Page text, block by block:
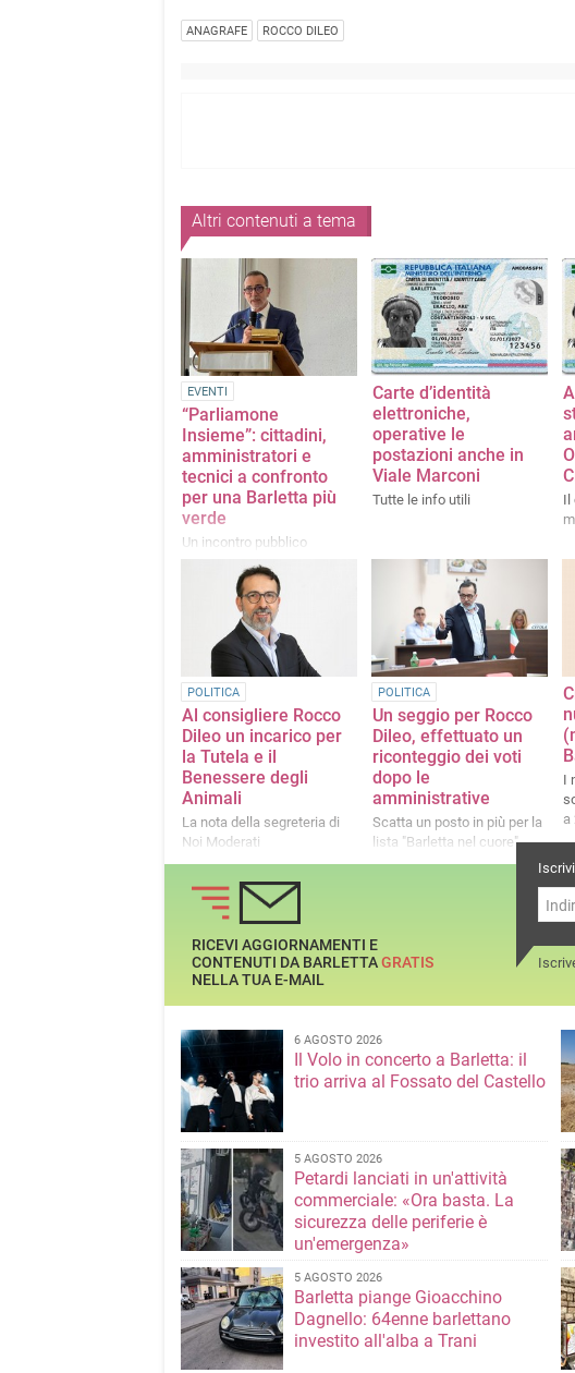
ANAGRAFE ROCCO DILEO
Altri contenuti a tema
EVENTI
“Parliamone
Insieme”: cittadini,
amministratori e
tecnici a confronto
per una Barletta più
verde
Un incontro pubblico
promosso da Rocco Dileo,
segretario Provinciale NOI
Moderati
Carte d’identità
elettroniche,
operative le
postazioni anche in
Viale Marconi
Tutte le info utili
Il
POLITICA
Al consigliere Rocco
Dileo un incarico per
la Tutela e il
Benessere degli
Animali
La nota della segreteria di
Noi Moderati
POLITICA
Un seggio per Rocco
Dileo, effettuato un
riconteggio dei voti
dopo le
amministrative
Scatta un posto in più per la
lista "Barletta nel cuore"
I
a
RICEVI AGGIORNAMENTI E
CONTENUTI DA BARLETTAGRATIS
NELLA TUA E-MAIL
6 AGOSTO 2026
Il Volo in concerto a Barletta: il
trio arriva al Fossato del Castello
5 AGOSTO 2026
Petardi lanciati in un'attività
commerciale: «Ora basta. La
sicurezza delle periferie è
un'emergenza»
5 AGOSTO 2026
Barletta piange Gioacchino
Dagnello: 64enne barlettano
investito all'alba a Trani